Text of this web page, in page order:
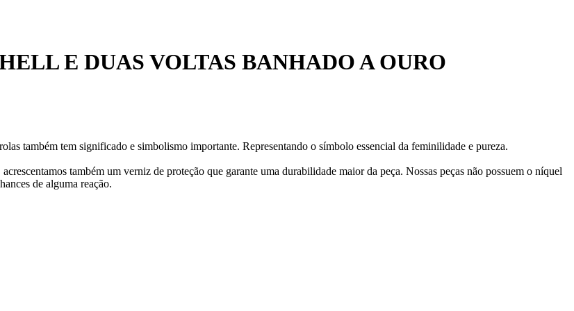
E DUAS VOLTAS BANHADO A OURO
também tem significado e simbolismo importante. Representando o símbolo essencial da feminilidade e pureza.
também um verniz de proteção que garante uma durabilidade maior da peça. Nossas peças não possuem o níquel
de alguma reação.